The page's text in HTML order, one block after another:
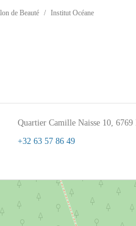
de Beauté / Institut Océane
Quartier Camille Naisse 10,
+32 63 57 86 49